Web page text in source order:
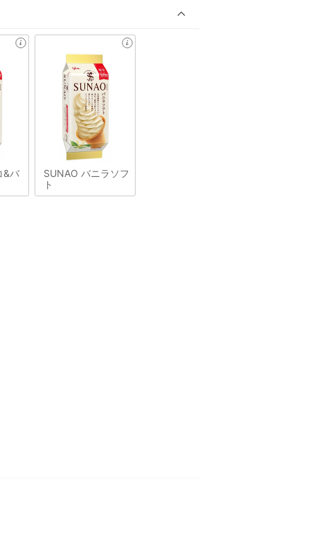
&バ
SUNAO バニラソフ
ト